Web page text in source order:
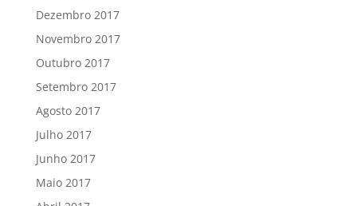
Dezembro 2017
Novembro 2017
Outubro 2017
Setembro 2017
Agosto 2017
Julho 2017
Junho 2017
Maio 2017